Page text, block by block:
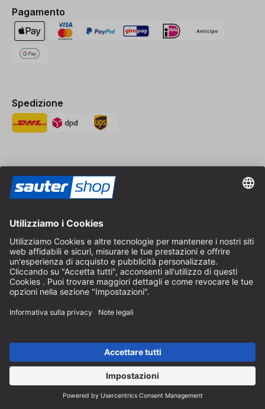
Pagamento
Spedizione
Consulenza specializzata
info@sautershop.com
Linea di assistenza
+49 (0) 8152 92898-81
info@sautershop.com
Orari telefonici dal lunedì al venerdì
08:30 - 12:30 & 14:00 - 16:30
Indirizzo
Negozio / Punto vendita